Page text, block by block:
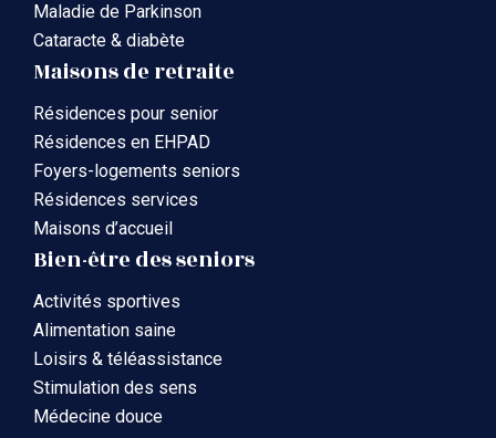
Maladie de Parkinson
Cataracte & diabète
Maisons de retraite
Résidences pour senior
Résidences en EHPAD
Foyers-logements seniors
Résidences services
Maisons d’accueil
Bien-être des seniors
Activités sportives
Alimentation saine
Loisirs & téléassistance
Stimulation des sens
Médecine douce